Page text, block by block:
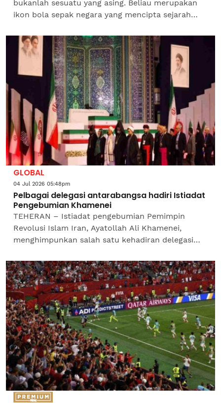
bukanlah sesuatu yang asing. Beliau merupakan
ikon bola sepak negara yang mencipta sejarah
beliau dianggap sebagai...
GLOBAL
04 Jul 2026 05:48pm
Pelbagai delegasi antarabangsa hadiri Istiadat
Pengebumian Khamenei
TEHERAN – Istiadat pengebumian Pemimpin
Revolusi Islam Iran, Ayatollah Ali Khamenei,
menghimpunkan salah satu kehadiran delegasi
dekad, melibatkan wakil...